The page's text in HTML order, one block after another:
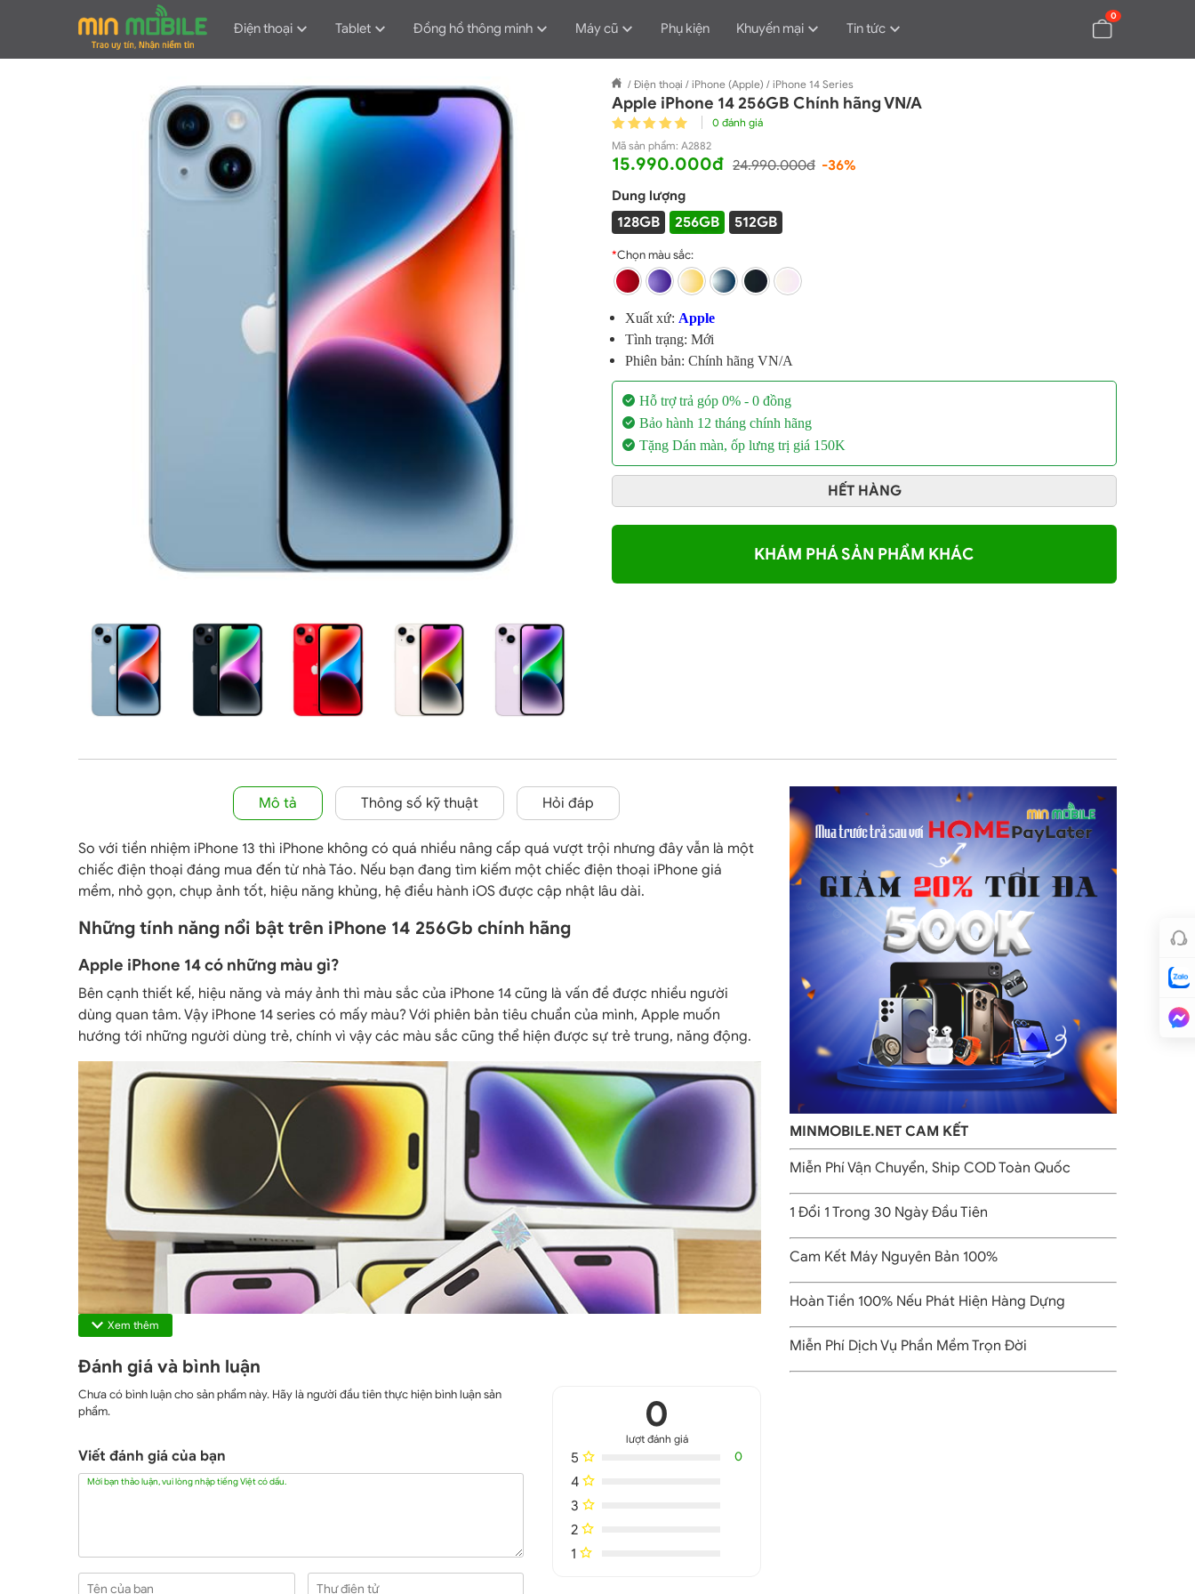
0
Điện thoại Tablet Đồng hồ thông minh Máy cũ Phụ kiện Khuyến mại Tin tức
/ Điện thoại / iPhone (Apple) / iPhone 14 Series
Apple iPhone 14 256GB Chính hãng VN/A
0 đánh giá
Mã sản phẩm: A2882
15.990.000đ 24.990.000đ -36%
Dung lượng
128GB 256GB 512GB
*Chọn màu sắc:
Xuất xứ: Apple
Tình trạng: Mới
Phiên bản: Chính hãng VN/A
Hỗ trợ trả góp 0% - 0 đồng
Bảo hành 12 tháng chính hãng
Tặng Dán màn, ốp lưng trị giá 150K
HẾT HÀNG
KHÁM PHÁ SẢN PHẨM KHÁC
Mô tả Thông số kỹ thuật Hỏi đáp
So với tiền nhiệm iPhone 13 thì iPhone không có quá nhiều nâng cấp quá vượt trội nhưng đây vẫn là một
chiếc điện thoại đáng mua đến từ nhà Táo. Nếu bạn đang tìm kiếm một chiếc điện thoại iPhone giá
mềm, nhỏ gọn, chụp ảnh tốt, hiệu năng khủng, hệ điều hành iOS được cập nhật lâu dài.
Những tính năng nổi bật trên iPhone 14 256Gb chính hãng
Apple iPhone 14 có những màu gì?
Bên cạnh thiết kế, hiệu năng và máy ảnh thì màu sắc của iPhone 14 cũng là vấn đề được nhiều người
dùng quan tâm. Vậy iPhone 14 series có mấy màu? Với phiên bản tiêu chuẩn của mình, Apple muốn
hướng tới những người dùng trẻ, chính vì vậy các màu sắc cũng thể hiện được sự trẻ trung, năng động.
Xem thêm
Đánh giá và bình luận
0
lượt đánh giá
5 0
4
3
2
1
Chưa có bình luận cho sản phẩm này. Hãy là người đầu tiên thực hiện bình luận sản
phẩm.
Viết đánh giá của bạn
Mời bạn thảo luận, vui lòng nhập tiếng Việt có dấu.
Tên của bạn Thư điện tử
MINMOBILE.NET CAM KẾT
Miễn Phí Vận Chuyển, Ship COD Toàn Quốc
1 Đổi 1 Trong 30 Ngày Đầu Tiên
Cam Kết Máy Nguyên Bản 100%
Hoàn Tiền 100% Nếu Phát Hiện Hàng Dựng
Miễn Phí Dịch Vụ Phần Mềm Trọn Đời